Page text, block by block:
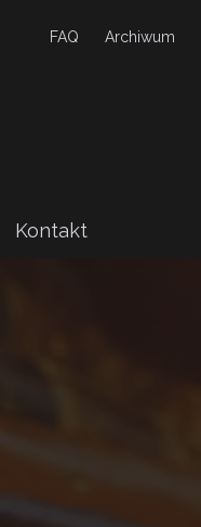
FAQ Archiwum
Kontakt